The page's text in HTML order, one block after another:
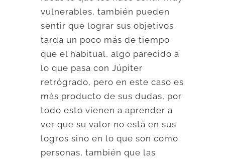
vulnerables, también pueden
sentir que lograr sus objetivos
tarda un poco más de tiempo
que el habitual, algo parecido a
lo que pasa con Júpiter
retrógrado, pero en este caso es
más producto de sus dudas, por
todo esto vienen a aprender a
ver que su valor no está en sus
logros sino en lo que son como
personas, también que las